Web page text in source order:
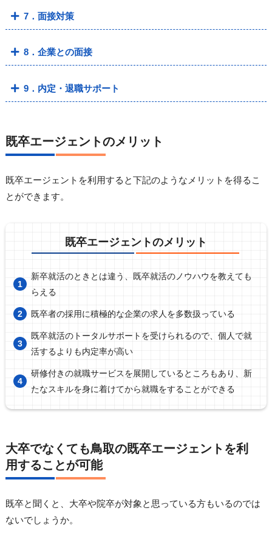
7．面接対策
8．企業との面接
9．内定・退職サポート
既卒エージェントのメリット
既卒エージェントを利用すると下記のようなメリットを得るこ
とができます。
既卒エージェントのメリット
新卒就活のときとは違う、既卒就活のノウハウを教えても
らえる
既卒者の採用に積極的な企業の求人を多数扱っている
既卒就活のトータルサポートを受けられるので、個人で就
活するよりも内定率が高い
研修付きの就職サービスを展開しているところもあり、新
たなスキルを身に着けてから就職をすることができる
大卒でなくても鳥取の既卒エージェントを利
用することが可能
既卒と聞くと、大卒や院卒が対象と思っている方もいるのでは
ないでしょうか。